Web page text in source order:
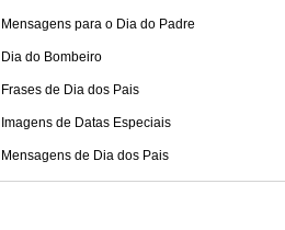
Mensagens para o Dia do Padre
Dia do Bombeiro
Frases de Dia dos Pais
Imagens de Datas Especiais
Mensagens de Dia dos Pais